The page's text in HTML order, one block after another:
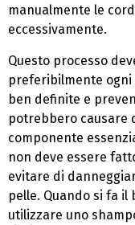
manualmente le
eccessivamente.
Questo processo
preferibilmente
ben definite e
potrebbero causare
componente
non deve essere
evitare di
pelle. Quando si fa il
utilizzare uno